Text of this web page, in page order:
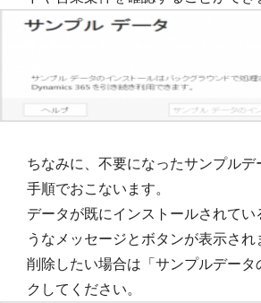
ちなみに、不要になったサンプルデ
手順でおこないます。
データが既にインストールされてい
うなメッセージとボタンが表示され
削除したい場合は「サンプルデータ
クしてください。